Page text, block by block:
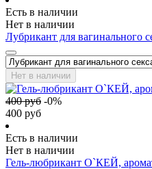
Есть в наличии
Нет в наличии
Лубрикант для вагинального
Нет в наличии
400руб -0%
400 руб
Есть в наличии
Нет в наличии
Гель-любрикант О`КЕЙ,